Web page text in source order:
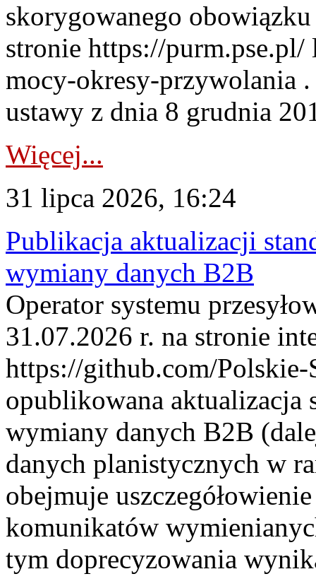
skorygowanego
stronie https://
mocy-okresy-przywolania
ustawy z dnia 8 grudnia
Więcej...
31 lipca 2026, 16:24
Publikacja aktualizacji
wymiany danych B2B
Operator systemu
31.07.2026 r. na stronie
https://github.com/Polskie-
opublikowana aktualizacja
wymiany danych B2B
danych planistycznych w
obejmuje
komunikatów
tym doprecyzowania